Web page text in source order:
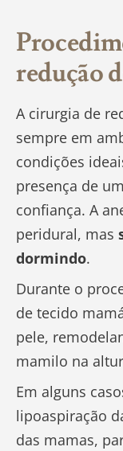
redução
A cirurgia de
sempre em
condições
presença de
confiança. A
peridural, mas
dormindo.
Durante o
de tecido
pele,
mamilo na
Em alguns
lipoaspiração
das mamas,